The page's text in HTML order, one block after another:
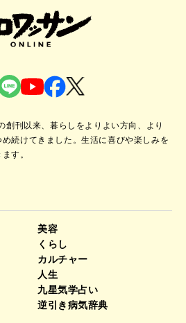
創刊以来、暮らしをよりよい方向、より
続けてきました。生活に喜びや楽しみを
す。
美容
くらし
カルチャー
人生
九星気学占い
逆引き病気辞典